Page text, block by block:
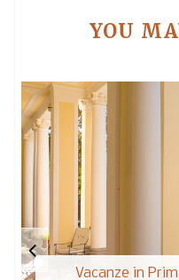
YOU
Vacanze in